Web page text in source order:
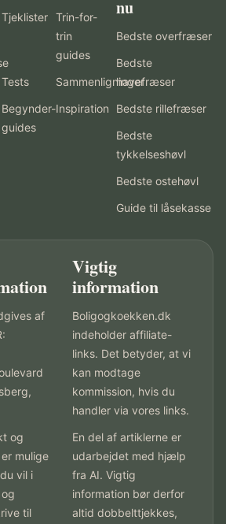
Tjeklister Trin-for-
trin
guides
Tests
Sammenligninger
Begynder-
guides
Inspiration
nu
Bedste overfræser
Bedste
havefræser
Bedste rillefræser
Bedste
tykkelseshøvl
Bedste ostehøvl
Guide til låsekasse
af
og
mulige
vil i
til
Vigtig
information
Boligogkoekken.dk
indeholder affiliate-
links. Det betyder, at vi
kan modtage
kommission, hvis du
handler via vores links.
En del af artiklerne er
udarbejdet med hjælp
fra AI. Vigtig
information bør derfor
altid dobbelttjekkes,